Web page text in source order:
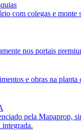
com colegas e monte
nos portais
e obras na planta
pela Mapaprop,